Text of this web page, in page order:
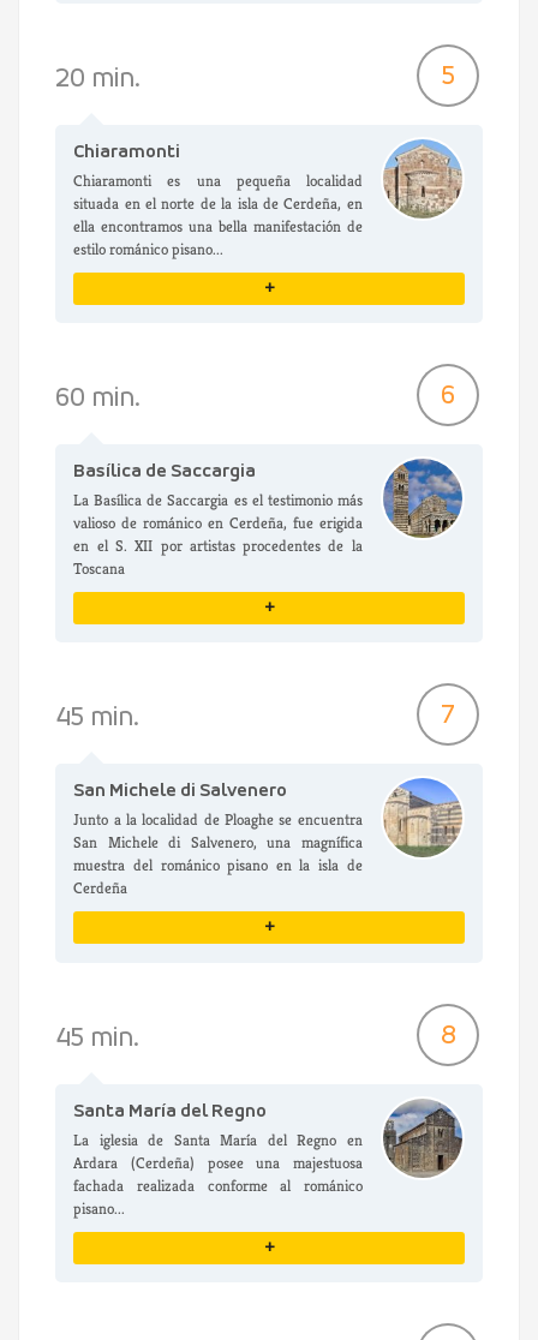
20 min. 5
Chiaramonti
Chiaramonti es una pequeña localidad
situada en el norte de la isla de Cerdeña, en
ella encontramos una bella manifestación de
estilo románico pisano...
+
60 min. 6
Basílica de Saccargia
La Basílica de Saccargia es el testimonio más
valioso de románico en Cerdeña, fue erigida
en el S. XII por artistas procedentes de la
Toscana
+
45 min. 7
San Michele di Salvenero
Junto a la localidad de Ploaghe se encuentra
San Michele di Salvenero, una magnífica
muestra del románico pisano en la isla de
Cerdeña
+
45 min. 8
Santa María del Regno
La iglesia de Santa María del Regno en
Ardara (Cerdeña) posee una majestuosa
fachada realizada conforme al románico
pisano...
+